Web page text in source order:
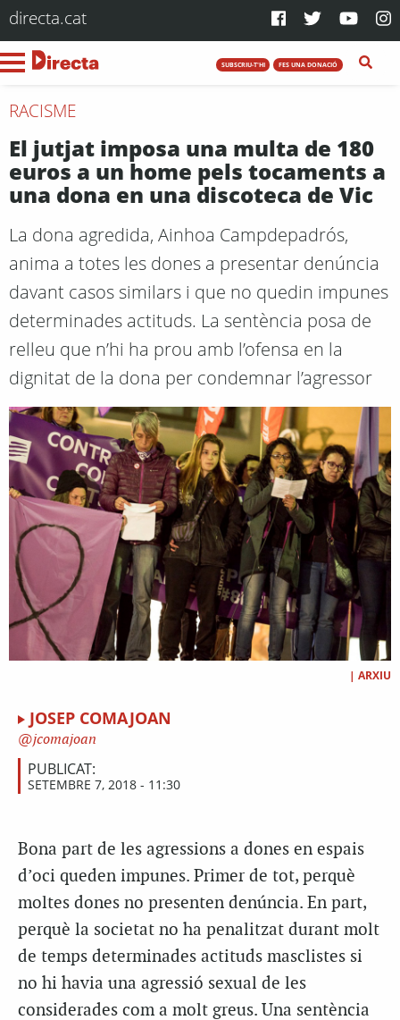
directa.cat
SUBSCRIU-T'HI FES UNA DONACIÓ
RACISME
El jutjat imposa una multa de 180
euros a un home pels tocaments a
una dona en una discoteca de Vic
La dona agredida, Ainhoa Campdepadrós,
anima a totes les dones a presentar denúncia
davant casos similars i que no quedin impunes
determinades actituds. La sentència posa de
relleu que n’hi ha prou amb l’ofensa en la
dignitat de la dona per condemnar l’agressor
| ARXIU
JOSEP COMAJOAN
jcomajoan
PUBLICAT:
SETEMBRE 7, 2018 - 11:30
Bona part de les agressions a dones en espais
d’oci queden impunes. Primer de tot, perquè
moltes dones no presenten denúncia. En part,
perquè la societat no ha penalitzat durant molt
de temps determinades actituds masclistes si
no hi havia una agressió sexual de les
considerades com a molt greus. Una sentència